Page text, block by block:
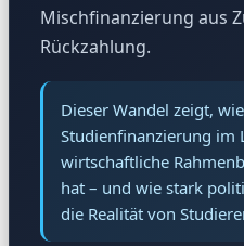
Mischfinanzierung aus
Rückzahlung.
Dieser Wandel zeigt,
Studienfinanzierung im
wirtschaftliche
hat – und wie stark
die Realität von